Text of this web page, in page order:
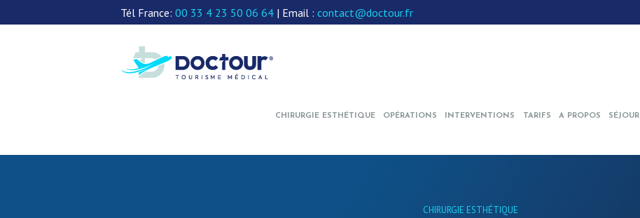
Tél France: 00 33 4 23 50 06 64 | Email : contact@doctour.fr
CHIRURGIE ESTHÉTIQUE OPÉRATIONS INTERVENTIONS TARIFS A PROPOS SÉJOUR
CHIRURGIE ESTHÉTIQUE